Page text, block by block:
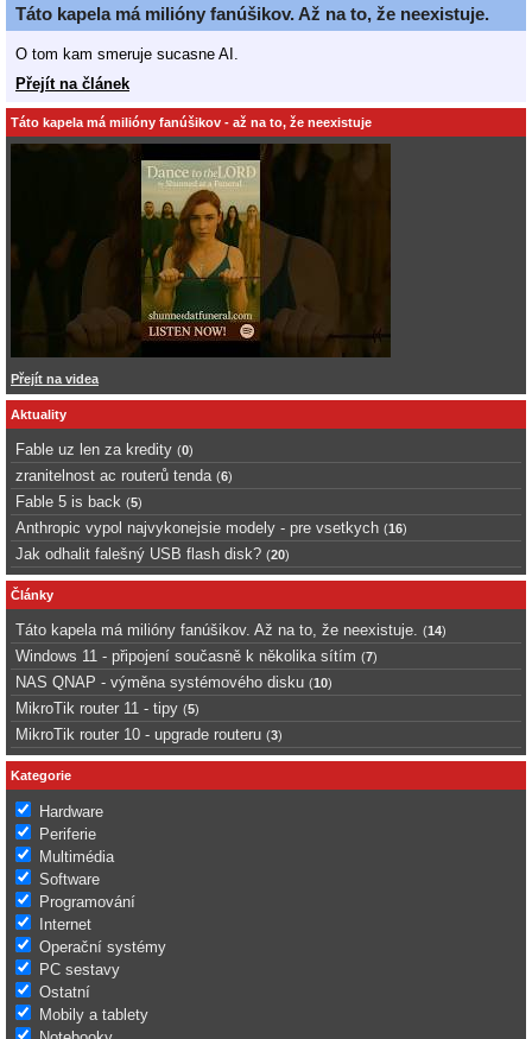
Táto kapela má milióny fanúšikov. Až na to, že neexistuje.
O tom kam smeruje sucasne AI.
Přejít na článek
Táto kapela má milióny fanúšikov - až na to, že neexistuje
Přejít na videa
Aktuality
Fable uz len za kredity (0)
zranitelnost ac routerů tenda (6)
Fable 5 is back (5)
Anthropic vypol najvykonejsie modely - pre vsetkych (16)
Jak odhalit falešný USB flash disk? (20)
Články
Táto kapela má milióny fanúšikov. Až na to, že neexistuje. (14)
Windows 11 - připojení současně k několika sítím (7)
NAS QNAP - výměna systémového disku (10)
MikroTik router 11 - tipy (5)
MikroTik router 10 - upgrade routeru (3)
Kategorie
Hardware
Periferie
Multimédia
Software
Programování
Internet
Operační systémy
PC sestavy
Ostatní
Mobily a tablety